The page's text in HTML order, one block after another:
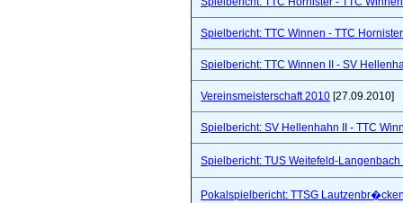
Spielbericht: TTC Winnen - TTC
Spielbericht: TTC Winnen II - SV
Vereinsmeisterschaft 2010 [27.09.2010]
Spielbericht: SV Hellenhahn II - TTC
Spielbericht: TUS Weitefeld-
Pokalspielbericht: TTSG